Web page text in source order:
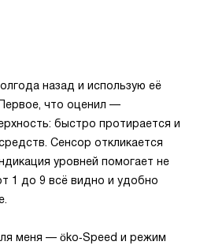
назад и использую её
что оценил —
быстро протирается и
Сенсор откликается
уровней помогает не
1 до 9 всё видно и удобно
меня — öko‑Speed и режим